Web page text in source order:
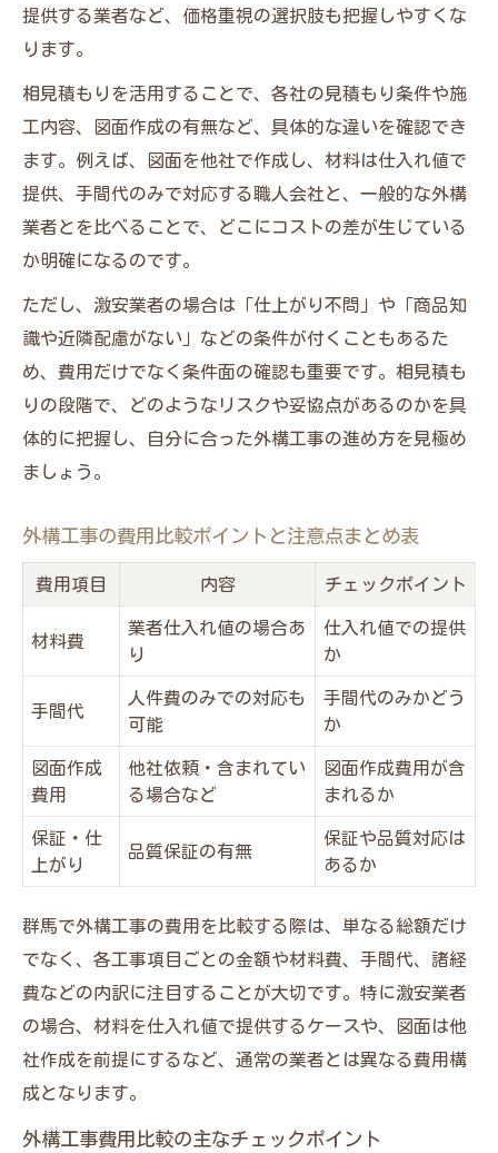
提供する業者など、価格重視の選択肢も把握しやすくな
ります。
相見積もりを活用することで、各社の見積もり条件や施
工内容、図面作成の有無など、具体的な違いを確認でき
ます。例えば、図面を他社で作成し、材料は仕入れ値で
提供、手間代のみで対応する職人会社と、一般的な外構
業者とを比べることで、どこにコストの差が生じている
か明確になるのです。
ただし、激安業者の場合は「仕上がり不問」や「商品知
識や近隣配慮がない」などの条件が付くこともあるた
め、費用だけでなく条件面の確認も重要です。相見積も
りの段階で、どのようなリスクや妥協点があるのかを具
体的に把握し、自分に合った外構工事の進め方を見極め
ましょう。
外構工事の費用比較ポイントと注意点まとめ表
費用項目 内容 チェックポイント
材料費
業者仕入れ値の場合あ
り
仕入れ値での提供
か
手間代
人件費のみでの対応も
可能
手間代のみかどう
か
図面作成
費用
他社依頼・含まれてい
る場合など
図面作成費用が含
まれるか
保証・仕
上がり
品質保証の有無
保証や品質対応は
あるか
群馬で外構工事の費用を比較する際は、単なる総額だけ
でなく、各工事項目ごとの金額や材料費、手間代、諸経
費などの内訳に注目することが大切です。特に激安業者
の場合、材料を仕入れ値で提供するケースや、図面は他
社作成を前提にするなど、通常の業者とは異なる費用構
成となります。
外構工事費用比較の主なチェックポイント